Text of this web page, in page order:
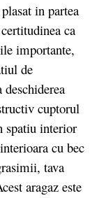
in partea
ca
importante,
de
cuptorul
spatiu interior
cu bec
tava
aragaz este